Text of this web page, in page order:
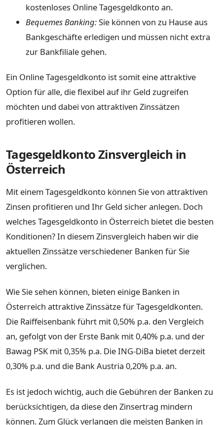
kostenloses Online Tagesgeldkonto an.
Bequemes Banking:Sie können von zu Hause aus
Bankgeschäfte erledigen und müssen nicht extra
zur Bankfiliale gehen.
Ein Online Tagesgeldkonto ist somit eine attraktive
Option für alle, die flexibel auf ihr Geld zugreifen
möchten und dabei von attraktiven Zinssätzen
profitieren wollen.
Tagesgeldkonto Zinsvergleich in
Österreich
Mit einem Tagesgeldkonto können Sie von attraktiven
Zinsen profitieren und Ihr Geld sicher anlegen. Doch
welches Tagesgeldkonto in Österreich bietet die besten
Konditionen? In diesem Zinsvergleich haben wir die
aktuellen Zinssätze verschiedener Banken für Sie
verglichen.
Wie Sie sehen können, bieten einige Banken in
Österreich attraktive Zinssätze für Tagesgeldkonten.
Die Raiffeisenbank führt mit 0,50% p.a. den Vergleich
an, gefolgt von der Erste Bank mit 0,40% p.a. und der
Bawag PSK mit 0,35% p.a. Die ING-DiBa bietet derzeit
0,30% p.a. und die Bank Austria 0,20% p.a. an.
Es ist jedoch wichtig, auch die Gebühren der Banken zu
berücksichtigen, da diese den Zinsertrag mindern
können. Zum Glück verlangen die meisten Banken in